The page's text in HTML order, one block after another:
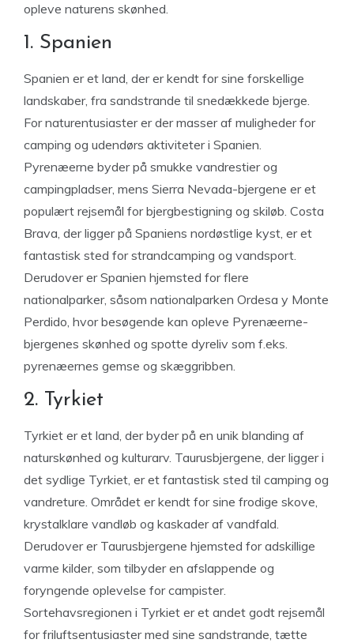
opleve naturens skønhed.
1. Spanien
Spanien er et land, der er kendt for sine forskellige
landskaber, fra sandstrande til snedækkede bjerge.
For naturentusiaster er der masser af muligheder for
camping og udendørs aktiviteter i Spanien.
Pyrenæerne byder på smukke vandrestier og
campingpladser, mens Sierra Nevada-bjergene er et
populært rejsemål for bjergbestigning og skiløb. Costa
Brava, der ligger på Spaniens nordøstlige kyst, er et
fantastisk sted for strandcamping og vandsport.
Derudover er Spanien hjemsted for flere
nationalparker, såsom nationalparken Ordesa y Monte
Perdido, hvor besøgende kan opleve Pyrenæerne-
bjergenes skønhed og spotte dyreliv som f.eks.
pyrenæernes gemse og skæggribben.
2. Tyrkiet
Tyrkiet er et land, der byder på en unik blanding af
naturskønhed og kulturarv. Taurusbjergene, der ligger i
det sydlige Tyrkiet, er et fantastisk sted til camping og
vandreture. Området er kendt for sine frodige skove,
krystalklare vandløb og kaskader af vandfald.
Derudover er Taurusbjergene hjemsted for adskillige
varme kilder, som tilbyder en afslappende og
foryngende oplevelse for campister.
Sortehavsregionen i Tyrkiet er et andet godt rejsemål
for friluftsentusiaster med sine sandstrande, tætte